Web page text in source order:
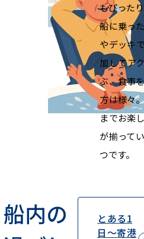
もぴった
船に乗っ
やデッキ
加してア
ぶ、食事
方は様々
までお楽
が揃って
つです。
船内の
とある1
日～寄港